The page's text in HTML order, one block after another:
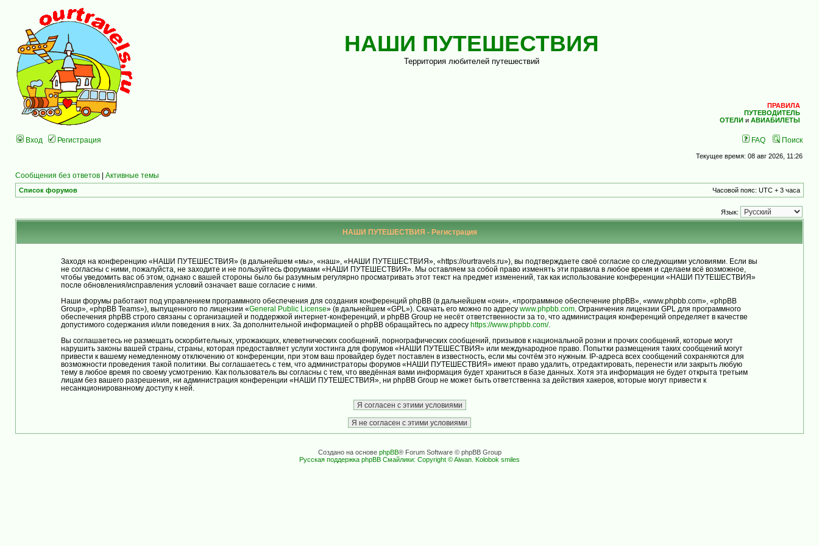
НАШИ ПУТЕШЕСТВИЯ
Территория любителей путешествий
ПРАВИЛА
ПУТЕВОДИТЕЛЬ
ОТЕЛИ и АВИАБИЛЕТЫ
Вход Регистрация FAQ Поиск
Текущее время: 08 авг 2026, 11:26
Сообщения без ответов | Активные темы
Список форумов Часовой пояс: UTC + 3 часа
Язык:
НАШИ ПУТЕШЕСТВИЯ - Регистрация
Заходя на конференцию «НАШИ ПУТЕШЕСТВИЯ» (в дальнейшем «мы», «наш», «НАШИ ПУТЕШЕСТВИЯ», «https://ourtravels.ru»), вы подтверждаете своё согласие со следующими условиями. Если вы
не согласны с ними, пожалуйста, не заходите и не пользуйтесь форумами «НАШИ ПУТЕШЕСТВИЯ». Мы оставляем за собой право изменять эти правила в любое время и сделаем всё возможное,
чтобы уведомить вас об этом, однако с вашей стороны было бы разумным регулярно просматривать этот текст на предмет изменений, так как использование конференции «НАШИ ПУТЕШЕСТВИЯ»
после обновления/исправления условий означает ваше согласие с ними.
Наши форумы работают под управлением программного обеспечения для создания конференций phpBB (в дальнейшем «они», «программное обеспечение phpBB», «www.phpbb.com», «phpBB
Group», «phpBB Teams»), выпущенного по лицензии «General Public License» (в дальнейшем «GPL»). Скачать его можно по адресу www.phpbb.com. Ограничения лицензии GPL для программного
обеспечения phpBB строго связаны с организацией и поддержкой интернет-конференций, и phpBB Group не несёт ответственности за то, что администрация конференций определяет в качестве
допустимого содержания и/или поведения в них. За дополнительной информацией о phpBB обращайтесь по адресу https://www.phpbb.com/.
Вы соглашаетесь не размещать оскорбительных, угрожающих, клеветнических сообщений, порнографических сообщений, призывов к национальной розни и прочих сообщений, которые могут
нарушить законы вашей страны, страны, которая предоставляет услуги хостинга для форумов «НАШИ ПУТЕШЕСТВИЯ» или международное право. Попытки размещения таких сообщений могут
привести к вашему немедленному отключению от конференции, при этом ваш провайдер будет поставлен в известность, если мы сочтём это нужным. IP-адреса всех сообщений сохраняются для
возможности проведения такой политики. Вы соглашаетесь с тем, что администраторы форумов «НАШИ ПУТЕШЕСТВИЯ» имеют право удалить, отредактировать, перенести или закрыть любую
тему в любое время по своему усмотрению. Как пользователь вы согласны с тем, что введённая вами информация будет храниться в базе данных. Хотя эта информация не будет открыта третьим
лицам без вашего разрешения, ни администрация конференции «НАШИ ПУТЕШЕСТВИЯ», ни phpBB Group не может быть ответственна за действия хакеров, которые могут привести к
несанкционированному доступу к ней.
Создано на основе phpBB® Forum Software © phpBB Group
Русская поддержка phpBB Смайлики: Copyright © Aiwan. Kolobok smiles